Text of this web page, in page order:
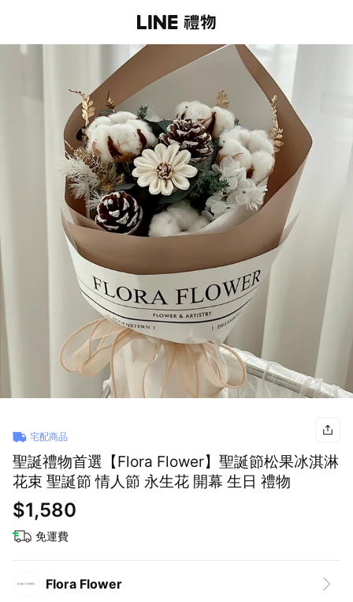
宅配商品
聖誕禮物首選【Flora Flower】聖誕節松果冰淇淋
花束 聖誕節 情人節 永生花 開幕 生日 禮物
$1,580
免運費
Flora Flower